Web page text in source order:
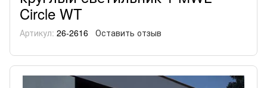
Circle WT
Артикул: 26-2616 Оставить отзыв